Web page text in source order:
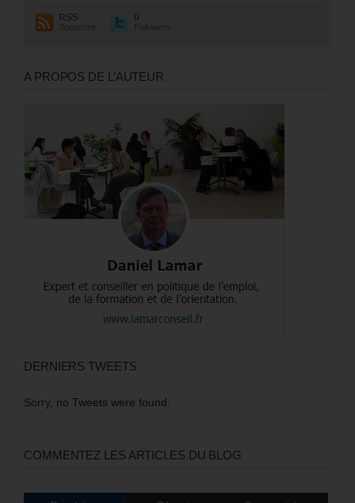
RSS
Souscrire
0
Followers
A PROPOS DE L’AUTEUR
DERNIERS TWEETS
Sorry, no Tweets were found.
COMMENTEZ LES ARTICLES DU BLOG